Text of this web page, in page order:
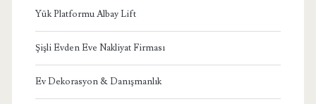
Yük Platformu Albay Lift
Şişli Evden Eve Nakliyat Firması
Ev Dekorasyon & Danışmanlık